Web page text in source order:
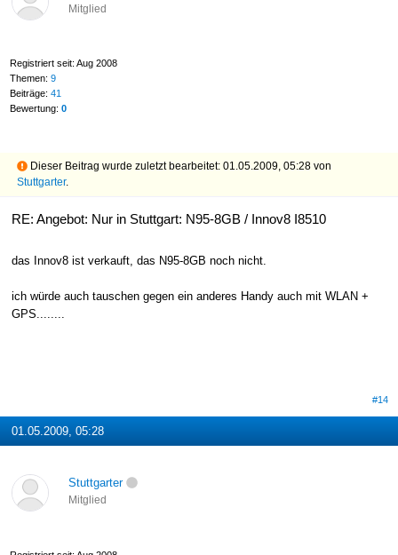
Mitglied
Registriert seit: Aug 2008
Themen: 9
Beiträge: 41
Bewertung: 0
Dieser Beitrag wurde zuletzt bearbeitet: 01.05.2009, 05:28 von
Stuttgarter.
RE: Angebot: Nur in Stuttgart: N95-8GB / Innov8 I8510
das Innov8 ist verkauft, das N95-8GB noch nicht.
ich würde auch tauschen gegen ein anderes Handy auch mit WLAN +
GPS........
#14
01.05.2009, 05:28
Stuttgarter
Mitglied